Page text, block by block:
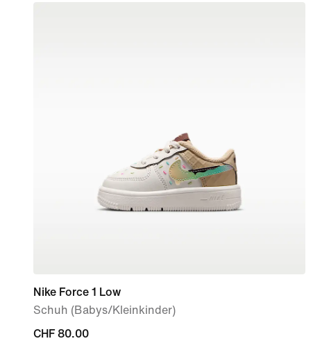
Nike Force 1 Low
Schuh (Babys/Kleinkinder)
CHF 80.00
CHF 80.00